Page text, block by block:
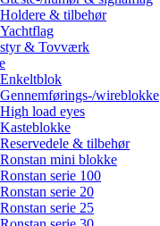
Holdere & tilbehør
Yachtflag
& Tovværk
Enkeltblok
Gennemførings-/wireblokke
High load eyes
Kasteblokke
Reservedele & tilbehør
Ronstan mini blokke
Ronstan serie 100
Ronstan serie 20
Ronstan serie 25